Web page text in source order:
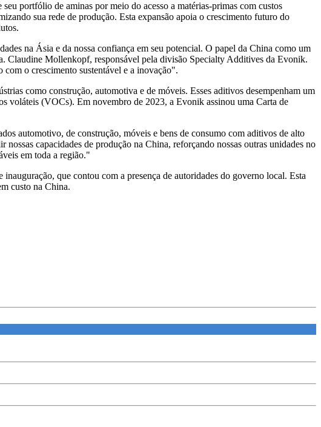
portfólio de aminas por meio do acesso a matérias-primas com custos
sua rede de produção. Esta expansão apoia o crescimento futuro do
na Ásia e da nossa confiança em seu potencial. O papel da China como um
Claudine Mollenkopf, responsável pela divisão Specialty Additives da Evonik.
com o crescimento sustentável e a inovação".
como construção, automotiva e de móveis. Esses aditivos desempenham um
voláteis (VOCs). Em novembro de 2023, a Evonik assinou uma Carta de
automotivo, de construção, móveis e bens de consumo com aditivos de alto
capacidades de produção na China, reforçando nossas outras unidades no
​​em toda a região."
que contou com a presença de autoridades do governo local. Esta
custo na China.